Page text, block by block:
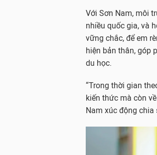
Với Sơn Nam, môi
nhiều quốc gia, và
vững chắc, để em
hiện bản thân, góp
du học.
“Trong thời gian
kiến thức mà còn
Nam xúc động chia